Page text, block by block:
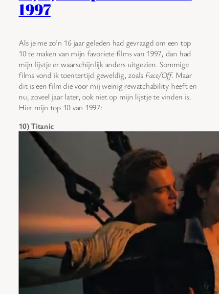
1997
Als je me zo’n 16 jaar geleden had gevraagd om een top
10 te maken van mijn favoriete films van 1997, dan had
mijn lijstje er waarschijnlijk anders uitgezien. Sommige
films vond ik toentertijd geweldig, zoals Face/Off. Maar
dit is een film die voor mij weinig rewatchability heeft en
nu, zoveel jaar later, ook niet op mijn lijstje te vinden is.
Hier mijn top 10 van 1997:
10) Titanic